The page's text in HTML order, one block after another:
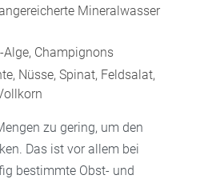
Mineralwasser
Champignons
Nüsse, Spinat, Feldsalat,
zu gering, um den
Das ist vor allem bei
bestimmte Obst- und